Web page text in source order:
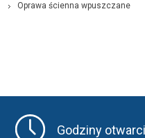
Oprawa ścienna wpuszczane
Godziny